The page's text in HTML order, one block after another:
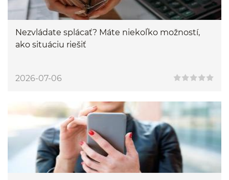
Nezvládate splácať? Máte niekoľko možností,
ako situáciu riešiť
2026-07-06